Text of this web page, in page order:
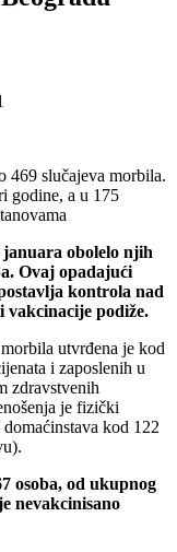
469 slučajeva morbila.
godine, a u 175
obolelo njih
Ovaj opadajući
kontrola nad
vakcinacije podiže.
utvrđena je kod
i zaposlenih u
zdravstvenih
je fizički
kod 122
osoba, od ukupnog
nevakcinisano